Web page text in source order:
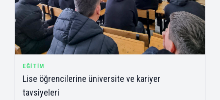
EĞITIM
Lise öğrencilerine üniversite ve kariyer
tavsiyeleri